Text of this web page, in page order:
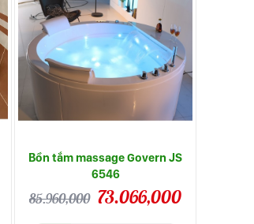
Bồn tắm massage Govern JS
6546
85.960,000 73.066,000